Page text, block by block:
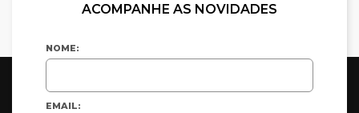
ACOMPANHE AS NOVIDADES
NOME:
EMAIL: